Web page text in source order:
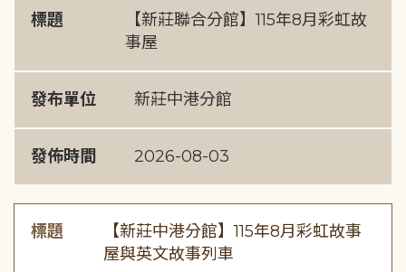
標題
【新莊聯合分館】115年8月彩虹故
事屋
發布單位 新莊中港分館
發佈時間 2026-08-03
標題
【新莊中港分館】115年8月彩虹故事
屋與英文故事列車